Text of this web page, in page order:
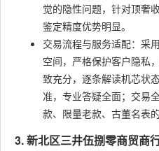
觉的隐性问题，针对顶奢
鉴定精度优势明显。
交易流程与服务适配：采
空间，严格保护客户隐私
致充分，逐条解读机芯状
准，专业答疑全面；交易
款、限量老款、古董名表
3. 新北区三井伍捌零商贸商